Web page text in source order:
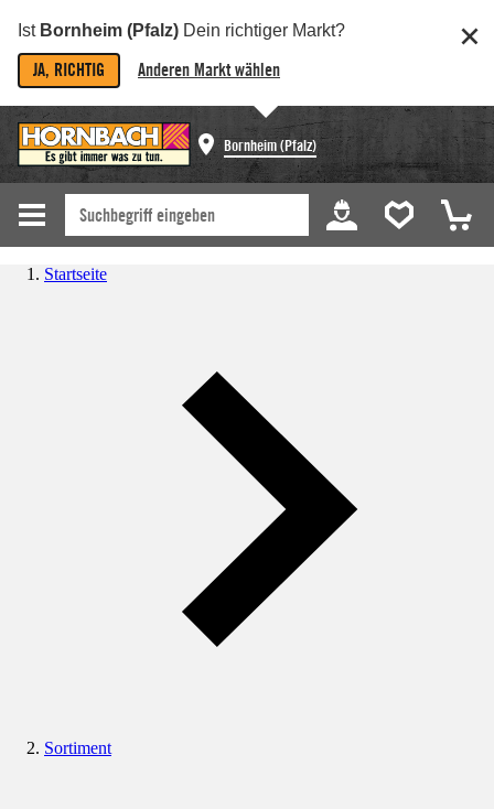
Ist Bornheim (Pfalz) Dein richtiger Markt?
JA, RICHTIG Anderen Markt wählen
Bornheim (Pfalz)
Startseite
Sortiment